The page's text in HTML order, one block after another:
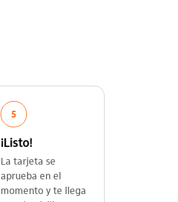
5
¡Listo!
La tarjeta se
aprueba en el
momento y te llega